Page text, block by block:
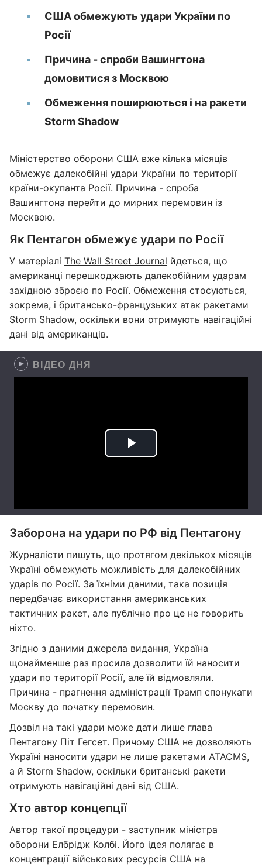
США обмежують удари України по
Росії
Причина - спроби Вашингтона
домовитися з Москвою
Обмеження поширюються і на ракети
Storm Shadow
Міністерство оборони США вже кілька місяців
обмежує далекобійні удари України по території
країни-окупанта Росії. Причина - спроба
Вашингтона перейти до мирних перемовин із
Москвою.
Як Пентагон обмежує удари по Росії
У матеріалі The Wall Street Journal йдеться, що
американці перешкоджають далекобійним ударам
західною зброєю по Росії. Обмеження стосуються,
зокрема, і британсько-французьких атак ракетами
Storm Shadow, оскільки вони отримують навігаційні
дані від американців.
ВІДЕО ДНЯ
Заборона на удари по РФ від Пентагону
Журналісти пишуть, що протягом декількох місяців
Україні обмежують можливість для далекобійних
ударів по Росії. За їхніми даними, така позиція
передбачає використання американських
тактичних ракет, але публічно про це не говорить
ніхто.
Згідно з даними джерела видання, Україна
щонайменше раз просила дозволити їй наносити
удари по території Росії, але їй відмовляли.
Причина - прагнення адміністрації Трамп спонукати
Москву до початку перемовин.
Дозвіл на такі удари може дати лише глава
Пентагону Піт Гегсет. Причому США не дозволяють
Україні наносити удари не лише ракетами ATACMS,
а й Storm Shadow, оскільки британські ракети
отримують навігаційні дані від США.
Хто автор концепції
Автор такої процедури - заступник міністра
оборони Елбрідж Колбі. Його ідея полягає в
концентрації військових ресурсів США на